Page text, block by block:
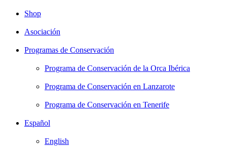
Shop
Asociación
Programas de Conservación
Programa de Conservación de la Orca Ibérica
Programa de Conservación en Lanzarote
Programa de Conservación en Tenerife
Español
English